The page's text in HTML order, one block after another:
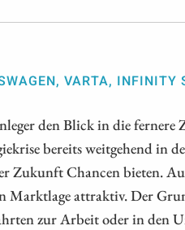
VARTA, INFINITY
den Blick in die
bereits weitgehend in
Zukunft Chancen bieten.
Marktlage attraktiv. Der
zur Arbeit oder in den